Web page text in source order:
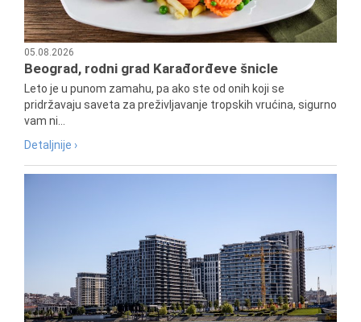
05.08.2026
Beograd, rodni grad Karađorđeve šnicle
Leto je u punom zamahu, pa ako ste od onih koji se
pridržavaju saveta za preživljavanje tropskih vrućina, sigurno
vam ni...
Detaljnije ›